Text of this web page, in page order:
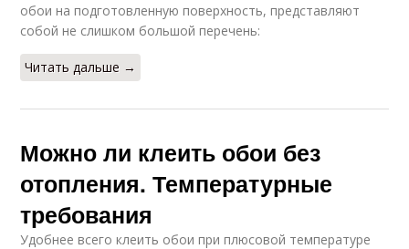
обои на подготовленную поверхность, представляют
собой не слишком большой перечень:
Читать дальше →
Можно ли клеить обои без
отопления. Температурные
требования
Удобнее всего клеить обои при плюсовой температуре